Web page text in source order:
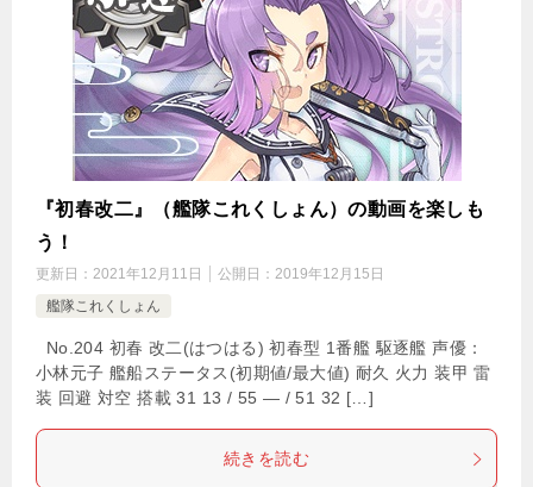
『初春改二』（艦隊これくしょん）の動画を楽しも
う！
更新日： 2021年12月11日 公開日： 2019年12月15日
艦隊これくしょん
No.204 初春 改二(はつはる) 初春型 1番艦 駆逐艦 声優：
小林元子 艦船ステータス(初期値/最大値) 耐久 火力 装甲 雷
装 回避 対空 搭載 31 13 / 55 — / 51 32 […]
続きを読む